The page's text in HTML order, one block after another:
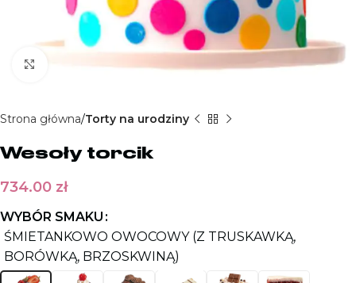
Strona główna Torty na urodziny
Wesoły torcik
734.00 zł
WYBÓR SMAKU
ŚMIETANKOWO OWOCOWY (Z TRUSKAWKĄ,
BORÓWKĄ, BRZOSKWINĄ)